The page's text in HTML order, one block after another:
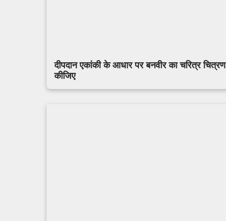
दीपदान एकांकी के आधार पर बनवीर का चरित्र चित्रण
कीजिए